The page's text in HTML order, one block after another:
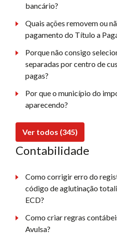
bancário?
Quais ações removem ou
pagamento do Título a
Porque não consigo
separadas por centro de
pagas?
Por que o município do
aparecendo?
Ver todos (345)
Contabilidade
Como corrigir erro do
código de aglutinação
ECD?
Como criar regras
Avulsa?